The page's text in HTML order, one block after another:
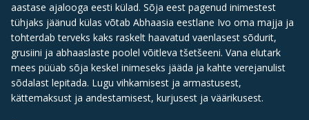
aastase ajalooga eesti külad. Sõja eest pagenud inimestest
tühjaks jäänud külas võtab Abhaasia eestlane Ivo oma majja ja
tohterdab terveks kaks raskelt haavatud vaenlasest sõdurit,
grusiini ja abhaaslaste poolel võitleva tšetšeeni. Vana elutark
mees püüab sõja keskel inimeseks jääda ja kahte verejanulist
sõdalast lepitada. Lugu vihkamisest ja armastusest,
kättemaksust ja andestamisest, kurjusest ja väärikusest.